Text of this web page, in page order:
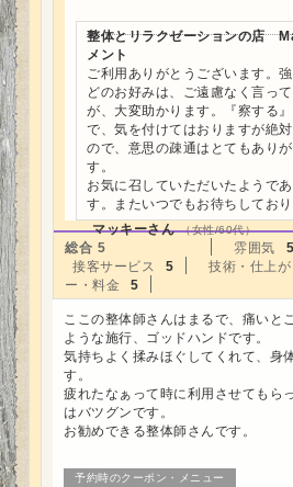
整体とリラクゼーションの店
メント
ご利用ありがとうございます。
どのお好みは、ご遠慮なく言っ
が、大変助かります。『察する
で、気を付けてはおりますが絶
ので、意思の疎通はとてもあり
す。
お気に召していただいたようで
す。またいつでもお待ちしており
マッキーさん （女性/60代）
総合 5 雰囲気
5
接客サービス
5 技術・仕上が
ー・料金
5
ここの整体師さんはまるで、痛いと
ような施行、ゴッドハンドです。
気持ちよく揉みほぐしてくれて、身
す。
疲れたなぁって時に利用させてもら
はバツグンです。
お勧めできる整体師さんです。
予約時のクーポン・メニュー